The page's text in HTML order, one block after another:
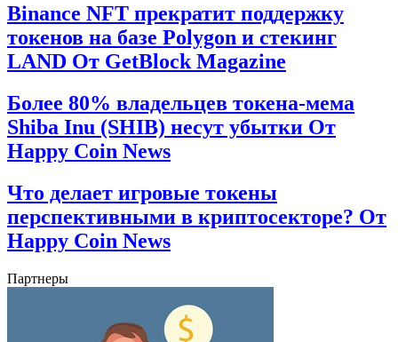
Binance NFT прекратит поддержку
токенов на базе Polygon и стекинг
LAND От GetBlock Magazine
Более 80% владельцев токена-мема
Shiba Inu (SHIB) несут убытки От
Happy Coin News
Что делает игровые токены
перспективными в криптосекторе? От
Happy Coin News
Партнеры